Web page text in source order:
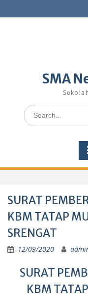
to
SMA
Search
for:
SURAT
KBM TATAP
SRENGAT
12/09/2020
SURAT
KBM